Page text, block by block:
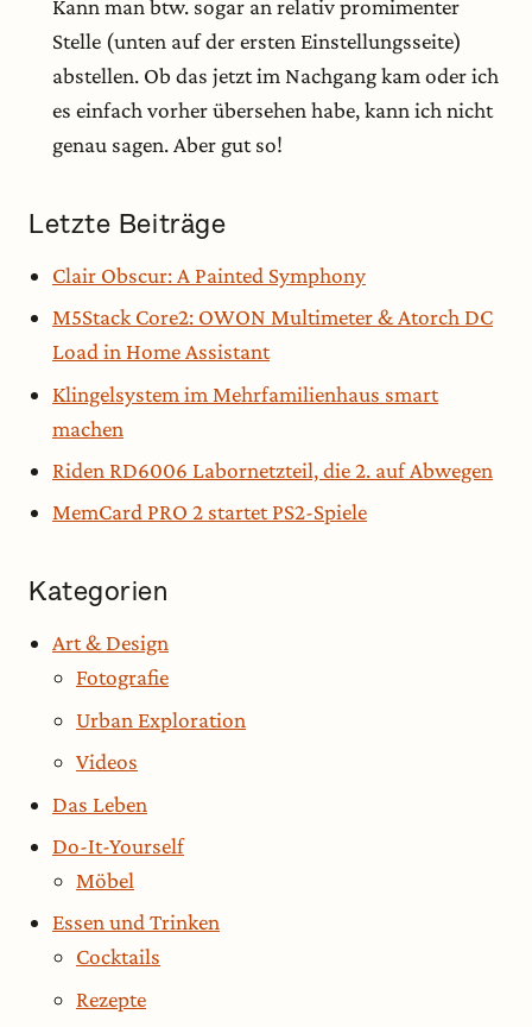
Kann man btw. sogar an relativ promimenter
Stelle (unten auf der ersten Einstellungsseite)
abstellen. Ob das jetzt im Nachgang kam oder ich
es einfach vorher übersehen habe, kann ich nicht
genau sagen. Aber gut so!
Letzte Beiträge
Clair Obscur: A Painted Symphony
M5Stack Core2: OWON Multimeter & Atorch DC
Load in Home Assistant
Klingelsystem im Mehrfamilienhaus smart
machen
Riden RD6006 Labornetzteil, die 2. auf Abwegen
MemCard PRO 2 startet PS2-Spiele
Kategorien
Art & Design
Fotografie
Urban Exploration
Videos
Das Leben
Do-It-Yourself
Möbel
Essen und Trinken
Cocktails
Rezepte